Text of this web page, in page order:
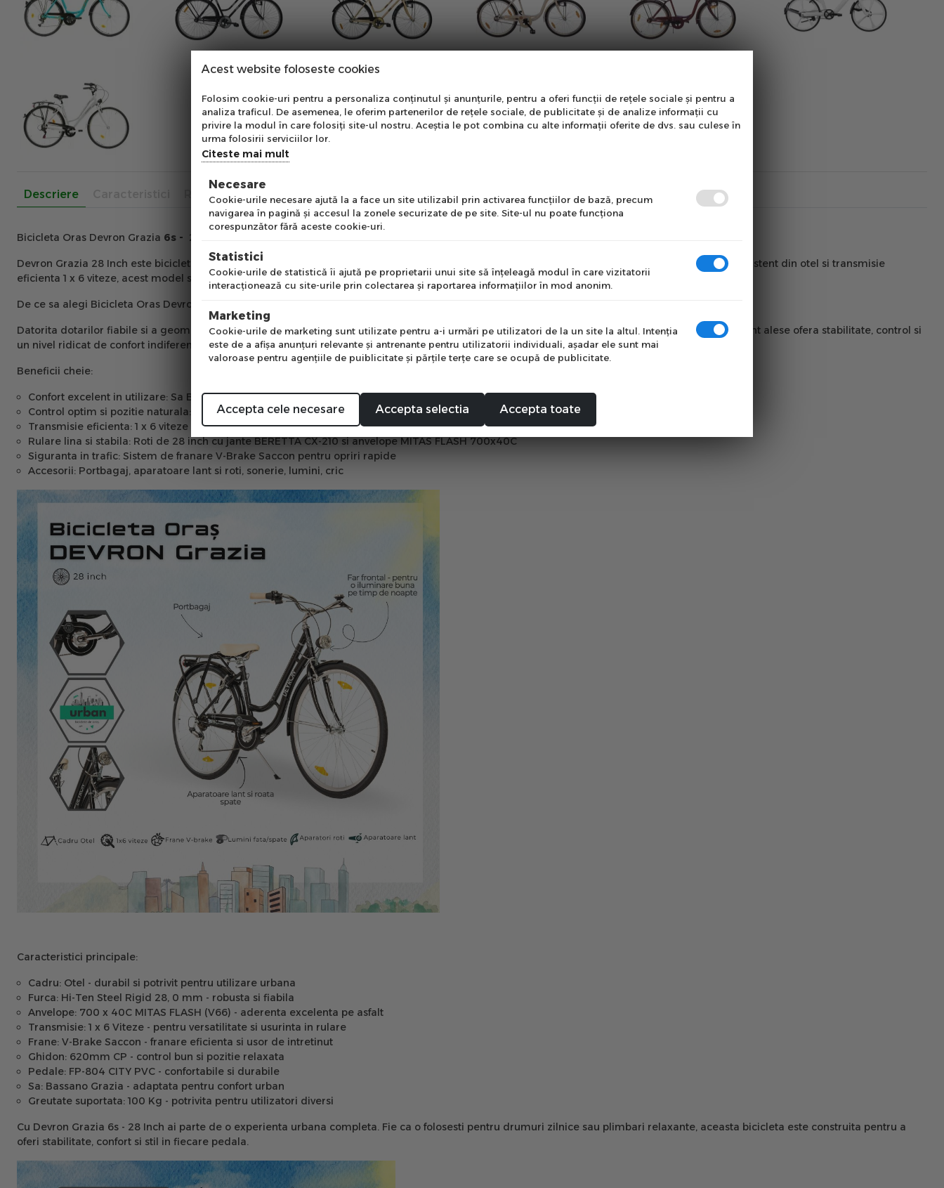
Descriere Recenzii
Bicicleta Oras Devron Grazia 6s - 28 inch
Devron Grazia 28 Inch este bicicleta urbana ideala pentru utilizatorii care doresc confort, stil si functionalitate la fiecare deplasare. Cu un cadru rezistent din otel si transmisie
eficienta 1 x 6 viteze, acest model se remarca prin simplitate si performanta in mediul urban.
De ce sa alegi Bicicleta Oras Devron Grazia
Datorita dotarilor fiabile si a geometriei confortabile, Devron Grazia este perfecta pentru plimbarile prin oras sau naveta zilnica. Componentele atent alese ofera stabilitate, control si
un nivel ridicat de confort indiferent de distanta parcursa.
Beneficii cheie:
Confort excelent in utilizare: Sa Bassano Grazia si mansoane ergonomice HERRMANS ERGO 84B
Control optim si pozitie naturala: Ghidon lat de 620mm si pipa din otel CP
Transmisie eficienta: 1 x 6 viteze cu maneta Shimano Revo Shifter
Rulare lina si stabila: Roti de 28 inch cu jante BERETTA CX-210 si anvelope MITAS FLASH 700x40C
Siguranta in trafic: Sistem de franare V-Brake Saccon pentru opriri rapide
Accesorii: Portbagaj, aparatoare lant si roti, sonerie, lumini, cric
Caracteristici principale:
Cadru: Otel - durabil si potrivit pentru utilizare urbana
Furca: Hi-Ten Steel Rigid 28, 0 mm - robusta si fiabila
Anvelope: 700 x 40C MITAS FLASH (V66) - aderenta excelenta pe asfalt
Transmisie: 1 x 6 Viteze - pentru versatilitate si usurinta in rulare
Frane: V-Brake Saccon - franare eficienta si usor de intretinut
Ghidon: 620mm CP - control bun si pozitie relaxata
Pedale: FP-804 CITY PVC - confortabile si durabile
Sa: Bassano Grazia - adaptata pentru confort urban
Greutate suportata: 100 Kg - potrivita pentru utilizatori diversi
Cu Devron Grazia 6s - 28 Inch ai parte de o experienta urbana completa. Fie ca o folosesti pentru drumuri zilnice sau plimbari relaxante, aceasta bicicleta este construita pentru a
oferi stabilitate, confort si stil in fiecare pedala.
Acest website foloseste cookies
Folosim cookie-uri pentru a personaliza conținutul și anunțurile, pentru a oferi funcții de rețele sociale și pentru a
analiza traficul. De asemenea, le oferim partenerilor de rețele sociale, de publicitate și de analize informații cu
privire la modul în care folosiți site-ul nostru. Aceștia le pot combina cu alte informații oferite de dvs. sau culese în
urma folosirii serviciilor lor.
Citeste mai mult
Necesare
Cookie-urile necesare ajută la a face un site utilizabil prin activarea funcţiilor de bază, precum
navigarea în pagină şi accesul la zonele securizate de pe site. Site-ul nu poate funcţiona
corespunzător fără aceste cookie-uri.
Statistici
Cookie-urile de statistică îi ajută pe proprietarii unui site să înţeleagă modul în care vizitatorii
interacţionează cu site-urile prin colectarea şi raportarea informaţiilor în mod anonim.
Marketing
Cookie-urile de marketing sunt utilizate pentru a-i urmări pe utilizatori de la un site la altul. Intenţia
este de a afişa anunţuri relevante şi antrenante pentru utilizatorii individuali, aşadar ele sunt mai
valoroase pentru agenţiile de puiblicitate şi părţile terţe care se ocupă de publicitate.
Accepta cele necesare Accepta selectia Accepta toate
Abonare Newsletter
Abonează-te la newsletter
pentru a primi cele mai noi
Mă abonez